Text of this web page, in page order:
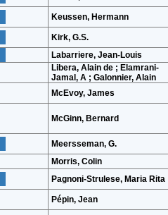
Keussen, Hermann
Kirk, G.S.
Labarriere, Jean-Louis
Libera, Alain de ; Elamrani-
Jamal, A ; Galonnier, Alain
McEvoy, James
McGinn, Bernard
Meersseman, G.
Morris, Colin
Pagnoni-Strulese, Maria Rita
Pépin, Jean